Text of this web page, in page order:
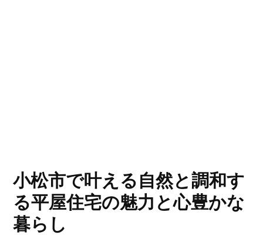
小松市で叶える自然と調和す
る平屋住宅の魅力と心豊かな
暮らし